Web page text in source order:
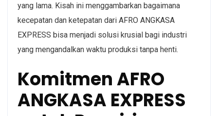
yang lama. Kisah ini menggambarkan bagaimana
kecepatan dan ketepatan dari AFRO ANGKASA
EXPRESS bisa menjadi solusi krusial bagi industri
yang mengandalkan waktu produksi tanpa henti.
Komitmen AFRO
ANGKASA EXPRESS